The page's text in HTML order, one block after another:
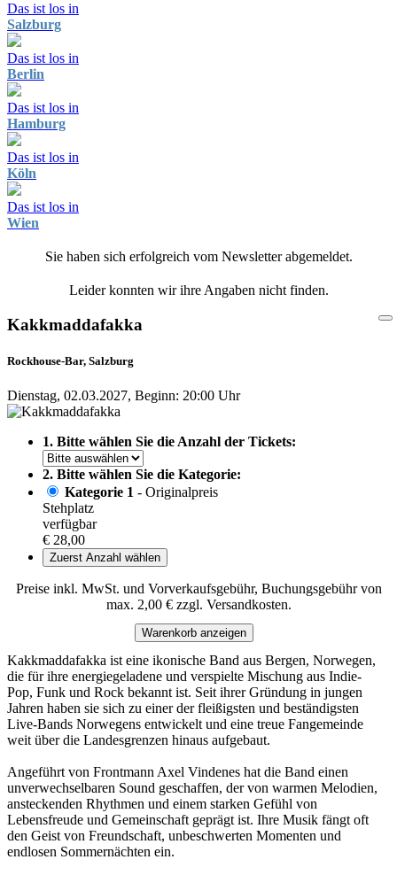
Das ist los in
Salzburg
Das ist los in
Berlin
Das ist los in
Hamburg
Das ist los in
Köln
Das ist los in
Wien
Sie haben sich erfolgreich vom Newsletter abgemeldet.
Leider konnten wir ihre Angaben nicht finden.
Kakkmaddafakka
Rockhouse-Bar, Salzburg
Dienstag, 02.03.2027, Beginn: 20:00 Uhr
1. Bitte wählen Sie die Anzahl der Tickets:
2. Bitte wählen Sie die Kategorie:
Kategorie 1 - Originalpreis
Stehplatz
verfügbar
€ 28,00
Zuerst Anzahl wählen
Preise inkl. MwSt. und Vorverkaufsgebühr, Buchungsgebühr von
max. 2,00 € zzgl. Versandkosten.
Warenkorb anzeigen
Kakkmaddafakka ist eine ikonische Band aus Bergen, Norwegen,
die für ihre energiegeladene und verspielte Mischung aus Indie-
Pop, Funk und Rock bekannt ist. Seit ihrer Gründung in jungen
Jahren haben sie sich zu einer der fleißigsten und beständigsten
Live-Bands Norwegens entwickelt und eine treue Fangemeinde
weit über die Landesgrenzen hinaus aufgebaut.
Angeführt von Frontmann Axel Vindenes hat die Band einen
unverwechselbaren Sound geschaffen, der von warmen Melodien,
ansteckenden Rhythmen und einem starken Gefühl von
Lebensfreude und Gemeinschaft geprägt ist. Ihre Musik fängt oft
den Geist von Freundschaft, unbeschwerten Momenten und
endlosen Sommernächten ein.